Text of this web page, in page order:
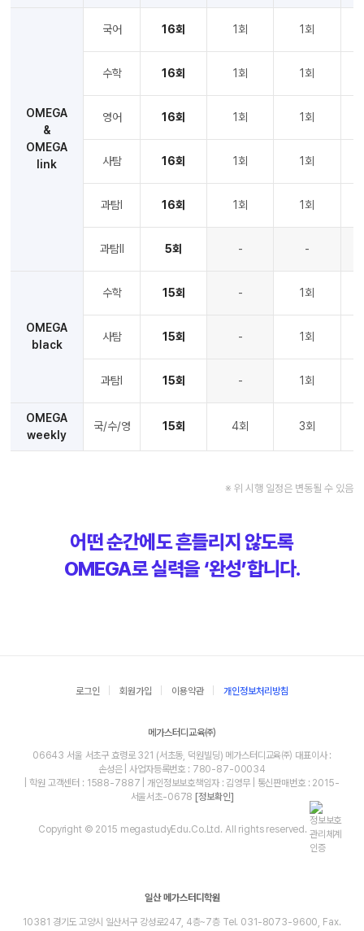
OMEGA
&
OMEGA
link
국어 16회 1회 1회
수학 16회 1회 1회
영어 16회 1회 1회
사탐 16회 1회 1회
과탐Ⅰ 16회 1회 1회
과탐Ⅱ 5회 - -
OMEGA
black
수학 15회 - 1회
사탐 15회 - 1회
과탐Ⅰ 15회 - 1회
OMEGA
weekly
국/수/영 15회 4회 3회
※ 위 시행 일정은 변동될 수 있음
어떤 순간에도 흔들리지 않도록
OMEGA로 실력을 ‘완성’합니다.
로그인 회원가입 이용약관 개인정보처리방침
메가스터디교육㈜
06643 서울 서초구 효령로 321 (서초동, 덕원빌딩) 메가스터디교육㈜ 대표이사 :
손성은 | 사업자등록번호 : 780-87-00034
| 학원 고객센터 : 1588-7887 | 개인정보보호책임자 : 김영무 | 통신판매번호 : 2015-
서울서초-0678 [정보확인]
Copyright © 2015 megastudyEdu.Co.Ltd. All rights reserved.
일산 메가스터디학원
10381 경기도 고양시 일산서구 강성로247, 4층~7층 Tel. 031-8073-9600, Fax.